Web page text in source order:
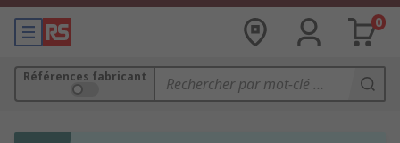
0
Références fabricant